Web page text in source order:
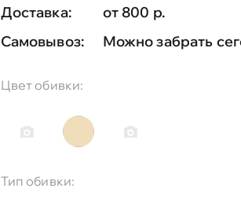
Доставка:
от 800 р.
Самовывоз:
Можно забрать
Цвет обивки:
Тип обивки: